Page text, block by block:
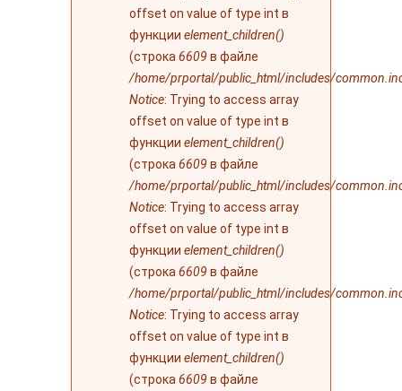
offset on value of type int в
функции element_children()
(строка 6609 в файле
/home/prportal/public_html/includes/
Notice: Trying to access array
offset on value of type int в
функции element_children()
(строка 6609 в файле
/home/prportal/public_html/includes/
Notice: Trying to access array
offset on value of type int в
функции element_children()
(строка 6609 в файле
/home/prportal/public_html/includes/
Notice: Trying to access array
offset on value of type int в
функции element_children()
(строка 6609 в файле